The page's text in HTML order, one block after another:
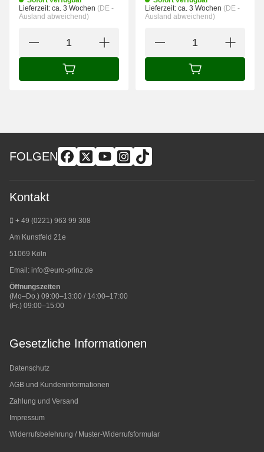
Lieferzeit: ca. 3 Wochen (DE -
Ausland abweichend)
IN DEN WARENKORB
Lieferzeit: ca. 3 Wochen (DE -
Ausland abweichend)
IN DEN
FOLGEN
Kontakt
+ 49 (0221) 963 99 308
Am Kunstfeld 21e
51069 Köln
Email: info@euro-prinz.de
Öffnungszeiten
(Mo–Do.) 09:00–13:00 / 14:00–17:00
(Fr.) 09:00–15:00
Gesetzliche Informationen
Datenschutz
AGB und Kundeninformationen
Zahlung und Versand
Impressum
Widerrufsbelehrung / Muster-Widerrufsformular